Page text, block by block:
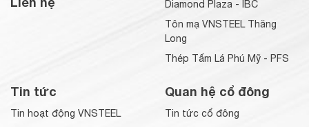
Diamond Plaza - IBC
Tôn mạ VNSTEEL Thăng
Long
Thép Tấm Lá Phú Mỹ - PFS
Tin tức
Tin hoạt động VNSTEEL
Quan hệ cổ đông
Tin tức cổ đông